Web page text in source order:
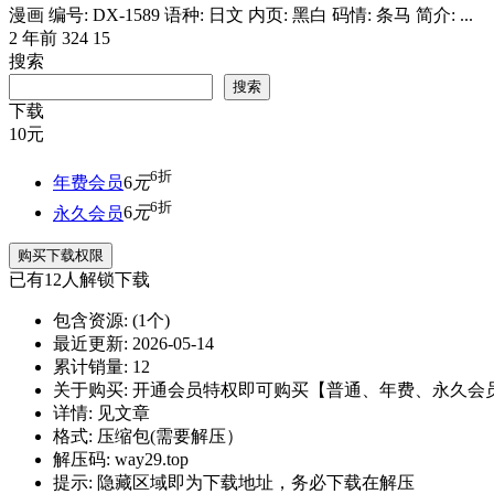
漫画 编号: DX-1589 语种: 日文 内页: 黑白 码情: 条马 简介: ...
2 年前 324 15
搜索
搜索
下载
10元
年费会员6元6折
永久会员6元6折
购买下载权限
已有12人解锁下载
包含资源: (1个)
最近更新: 2026-05-14
累计销量: 12
关于购买: 开通会员特权即可购买【普通、年费、永久会
详情: 见文章
格式: 压缩包(需要解压）
解压码: way29.top
提示: 隐藏区域即为下载地址，务必下载在解压